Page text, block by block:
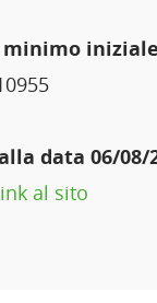
data 06/08/
al sito